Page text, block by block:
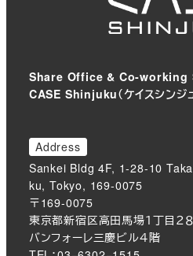
Share Office & Co-working
CASE Shinjuku（ケイスシンジ
Address
Sankei Bldg 4F, 1-28-10
ku, Tokyo, 169-0075
〒169-0075
東京都新宿区高田馬場１丁目２８
バンフォーレ三慶ビル４階